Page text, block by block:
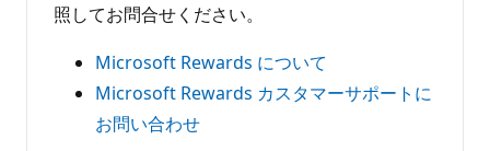
照してお問合せください。
Microsoft Rewards について
Microsoft Rewards カスタマーサポートに
お問い合わせ